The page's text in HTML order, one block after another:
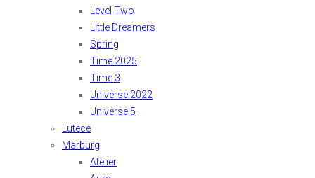
Level Two
Little Dreamers
Spring
Time 2025
Time 3
Universe 2022
Universe 5
Lutece
Marburg
Atelier